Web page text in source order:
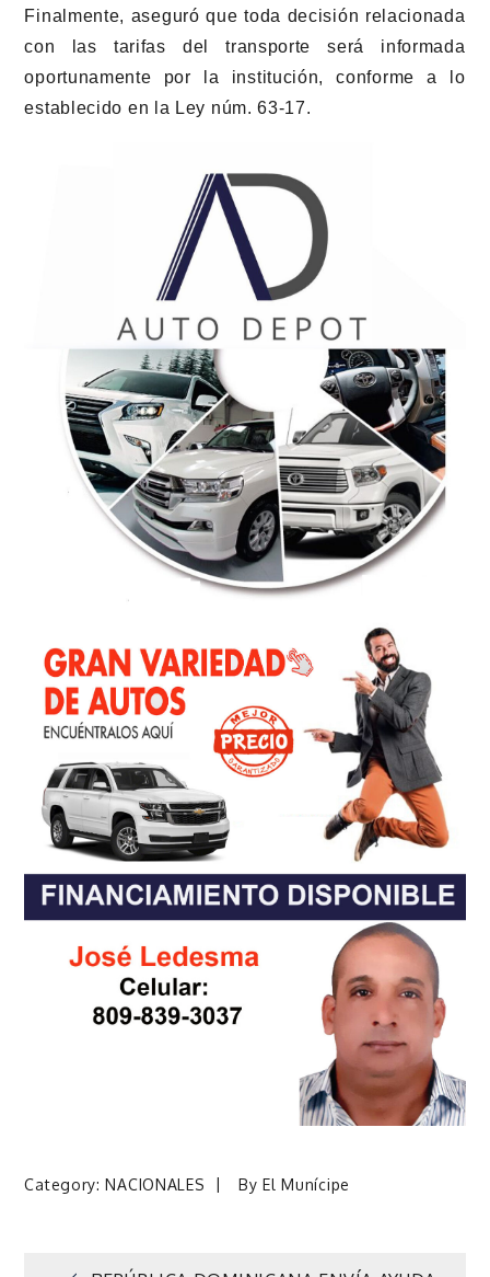
Finalmente, aseguró que toda decisión relacionada
con las tarifas del transporte será informada
oportunamente por la institución, conforme a lo
establecido en la Ley núm. 63-17.
Category:NACIONALES ByEl Munícipe